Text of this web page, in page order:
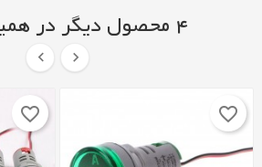
4 محصول دیگر در همین شاخه:
 
favorite_border favorite_border